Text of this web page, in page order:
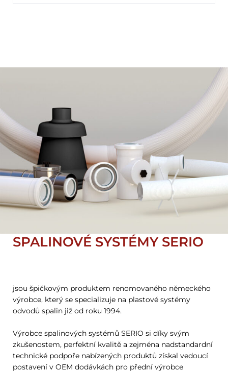
SPALINOVÉ SYSTÉMY SERIO
jsou špičkovým produktem renomovaného německého
výrobce, který se specializuje na plastové systémy
odvodů spalin již od roku 1994.
Výrobce spalinových systémů SERIO si díky svým
zkušenostem, perfektní kvalitě a zejména nadstandardní
technické podpoře nabízených produktů získal vedoucí
postavení v OEM dodávkách pro přední výrobce